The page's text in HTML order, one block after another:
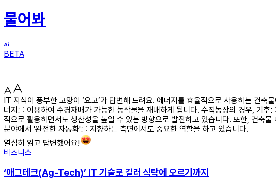
물어봐
BETA
IT 지식이 풍부한 고양이 ‘요고’가 답변해 드려요. 에너지를 효율적으로 사용하는 건
너지를 이용하여 수경재배가 가능한 농작물을 재배하게 됩니다. 수직농장의 경우, 기
적으로 활용하면서도 생산성을 높일 수 있는 방향으로 발전하고 있습니다. 또한, 건축
분야에서 '완전한 자동화'를 지향하는 측면에서도 중요한 역할을 하고 있습니다.
열심히 읽고 답변했어요!
비즈니스
‘애그테크(Ag-Tech)’ IT 기술로 길러 식탁에 오르기까지